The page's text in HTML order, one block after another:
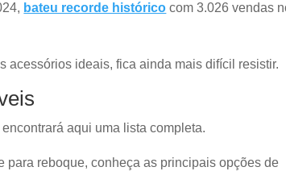
bateu recorde histórico com 3.026 vendas
acessórios ideais, fica ainda mais difícil resistir.
aqui uma lista completa.
para reboque, conheça as principais opções de